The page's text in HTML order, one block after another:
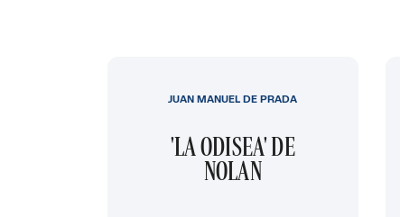
'LA ODISEA' DE
NOLAN
JUAN MANUEL DE PRADA